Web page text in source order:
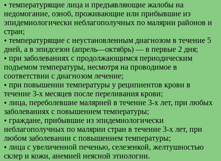
• температурящие лица и предъявляющие жалобы на
недомогание, озноб, проживающие или прибывшие из
эпидемиологически неблагополучных по малярии районов и
стран;
• температурящие с неустановленным диагнозом в течение 5
дней, а в эпидсезон (апрель—октябрь) — в первые 2 дня;
• при заболеваниях с продолжающимся периодическим
подъемом температуры, несмотря на проводимое в
соответствии с диагнозом лечение;
• при повышении температуры у реципиентов крови в
течение 3-х месяцев после переливания крови;
• лица, переболевшие малярией в течение 3-х лет, при любых
заболеваниях с повышением температуры;
• граждане, прибывшие из эпидемиологически
неблагополучных по малярии стран в течение 3-х лет, при
любом заболевании с повышением температуры;
• лица с увеличенной печенью, селезенкой, желтушностью
склер и кожи, анемией неясной этиологии.